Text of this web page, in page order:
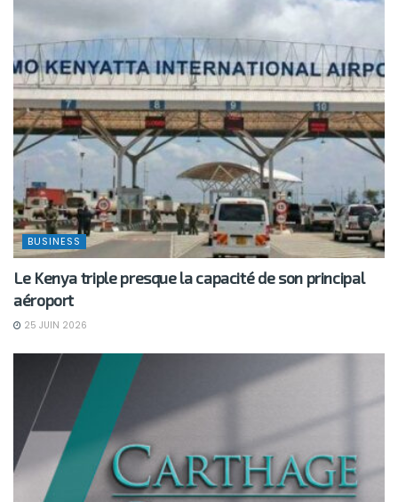
BUSINESS
Le Kenya triple presque la capacité de son principal
aéroport
25 JUIN 2026